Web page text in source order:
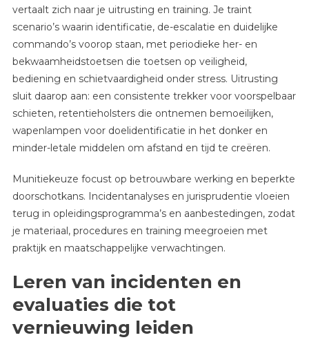
vertaalt zich naar je uitrusting en training. Je traint
scenario’s waarin identificatie, de-escalatie en duidelijke
commando’s voorop staan, met periodieke her- en
bekwaamheidstoetsen die toetsen op veiligheid,
bediening en schietvaardigheid onder stress. Uitrusting
sluit daarop aan: een consistente trekker voor voorspelbaar
schieten, retentieholsters die ontnemen bemoeilijken,
wapenlampen voor doelidentificatie in het donker en
minder-letale middelen om afstand en tijd te creëren.
Munitiekeuze focust op betrouwbare werking en beperkte
doorschotkans. Incidentanalyses en jurisprudentie vloeien
terug in opleidingsprogramma’s en aanbestedingen, zodat
je materiaal, procedures en training meegroeien met
praktijk en maatschappelijke verwachtingen.
Leren van incidenten en
evaluaties die tot
vernieuwing leiden